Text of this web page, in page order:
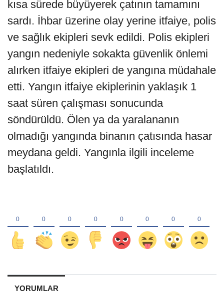
kısa sürede büyüyerek çatının tamamını
sardı. İhbar üzerine olay yerine itfaiye, polis
ve sağlık ekipleri sevk edildi. Polis ekipleri
yangın nedeniyle sokakta güvenlik önlemi
alırken itfaiye ekipleri de yangına müdahale
etti. Yangın itfaiye ekiplerinin yaklaşık 1
saat süren çalışması sonucunda
söndürüldü. Ölen ya da yaralananın
olmadığı yangında binanın çatısında hasar
meydana geldi. Yangınla ilgili inceleme
başlatıldı.
YORUMLAR